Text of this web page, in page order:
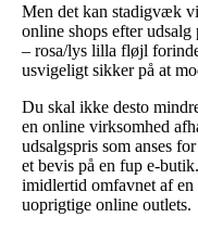
Men det kan stadigvæk
online shops efter
– rosa/lys lilla fløjl
usvigeligt sikker på at
Du skal ikke desto
en online virksomhed
udsalgspris som anses
et bevis på en fup e-
imidlertid omfavnet af
uoprigtige online outlets.